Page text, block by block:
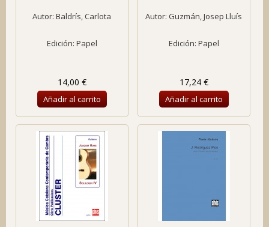
Autor:Baldrís, Carlota
Edición: Papel
14,00 €
Añadir al carrito
Autor: Guzmán, Josep Lluís
Edición: Papel
17,24 €
Añadir al carrito